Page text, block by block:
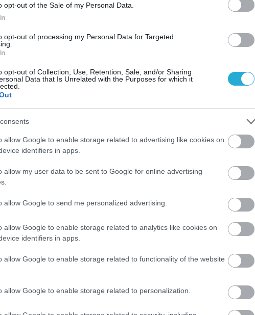
opt-out of the Sale of my Personal Data.
opt-out of processing my Personal Data for Targeted
opt-out of Collection, Use, Retention, Sale, and/or Sharing
Data that Is Unrelated with the Purposes for which it
allow Google to enable storage related to advertising like cookies on
identifiers in apps.
allow my user data to be sent to Google for online advertising
allow Google to send me personalized advertising.
allow Google to enable storage related to analytics like cookies on
identifiers in apps.
allow Google to enable storage related to functionality of the website
allow Google to enable storage related to personalization.
Μαρία Δελατόλα από τις κορυφαίες της αναμέτρησης από
κόντρα στο Σίτι:
ξέραμε ότι χρειαζόταν υπομονή και τον μικρότερο
από στην αρχή, στη συνέχεια κάναμε μια «κοιλιά»
το παιχνίδι, δεν το παρατήσαμε το σετ αλλά με ανατροπή
παράλληλα τη νίκη.